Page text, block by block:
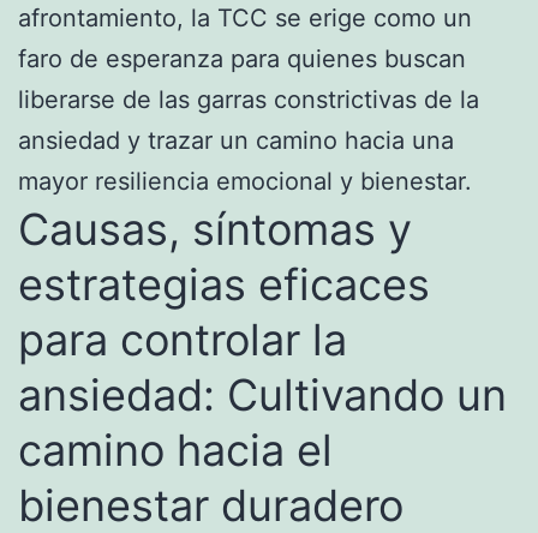
afrontamiento, la TCC se erige como un
faro de esperanza para quienes buscan
liberarse de las garras constrictivas de la
ansiedad y trazar un camino hacia una
mayor resiliencia emocional y bienestar.
Causas, síntomas y
estrategias eficaces
para controlar la
ansiedad: Cultivando un
camino hacia el
bienestar duradero